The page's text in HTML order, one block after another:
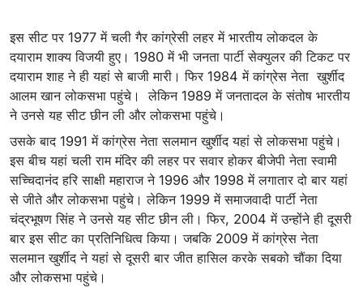
इस सीट पर 1977 में चली गैर कांग्रेसी लहर में भारतीय लोकदल के
दयाराम शाक्य विजयी हुए। 1980 में भी जनता पार्टी सेक्युलर की टिकट पर
दयाराम शाह ने ही यहां से बाजी मारी। फिर 1984 में कांग्रेस नेता खुर्शीद
आलम खान लोकसभा पहुंचे। लेकिन 1989 में जनतादल के संतोष भारतीय
ने उनसे यह सीट छीन ली और लोकसभा पहुंचे।
उसके बाद 1991 में कांग्रेस नेता सलमान खुर्शीद यहां से लोकसभा पहुंचे।
इस बीच यहां चली राम मंदिर की लहर पर सवार होकर बीजेपी नेता स्वामी
सच्चिदानंद हरि साक्षी महाराज ने 1996 और 1998 में लगातार दो बार यहां
से जीते और लोकसभा पहुंचे। लेकिन 1999 में समाजवादी पार्टी नेता
चंद्रभूषण सिंह ने उनसे यह सीट छीन ली। फिर, 2004 में उन्होंने ही दूसरी
बार इस सीट का प्रतिनिधित्व किया। जबकि 2009 में कांग्रेस नेता
सलमान खुर्शीद ने यहां से दूसरी बार जीत हासिल करके सबको चौंका दिया
और लोकसभा पहुंचे।